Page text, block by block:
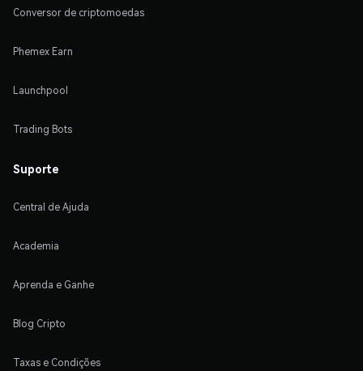
Conversor de criptomoedas
Phemex Earn
Launchpool
Trading Bots
Suporte
Central de Ajuda
Academia
Aprenda e Ganhe
Blog Cripto
Taxas e Condições